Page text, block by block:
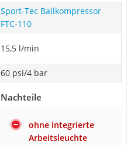
Sport-Tec Ballkompressor
FTC-110
15,5 l/min
60 psi/4 bar
Nachteile
ohne integrierte
Arbeitsleuchte